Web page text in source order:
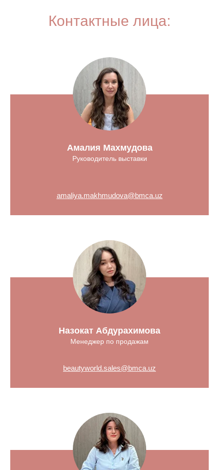
Контактные лица:
Амалия Махмудова
Руководитель выставки
amaliya.makhmudova@bmca.uz
Назокат Абдурахимова
Менеджер по продажам
beautyworld.sales@bmca.uz